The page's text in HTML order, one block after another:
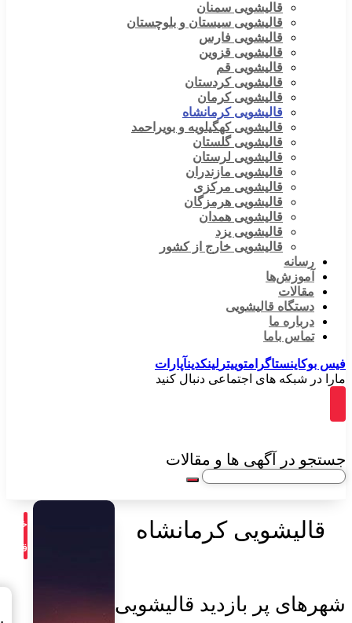
قالیشویی سمنان
قالیشویی سیستان و بلوچستان
قالیشویی فارس
قالیشویی قزوین
قالیشویی قم
قالیشویی کردستان
قالیشویی کرمان
قالیشویی کرمانشاه
قالیشویی کهگیلویه و بویراحمد
قالیشویی گلستان
قالیشویی لرستان
قالیشویی مازندران
قالیشویی مرکزی
قالیشویی هرمزگان
قالیشویی همدان
قالیشویی یزد
قالیشویی خارج از کشور
رسانه
آموزش‌ها
مقالات
دستگاه قالیشویی
درباره ما
تماس باما
فیس بوکاینستاگرامتوییتر لینکدینآپارات
مارا در شبکه های اجتماعی دنبال کنید
جستجو در آگهی ها و مقالات
قالیشویی کرمانشاه
شهرهای پر بازدید قالیشویی